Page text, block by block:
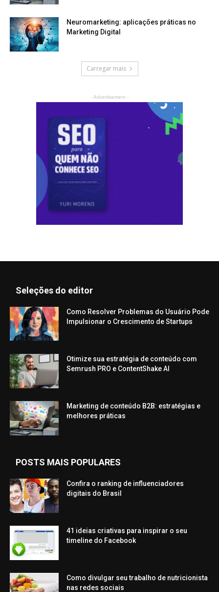
Neuromarketing: aplicações práticas no
Marketing Digital
Carregar mais
- Advertisement -
Seleções do editor
Como Resolver Problemas do Usuário Pode
Impulsionar o Crescimento de Startups
Otimize sua estratégia de conteúdo com
Semrush PRO e ContentShake AI
Marketing de conteúdo B2B: estratégias e
melhores práticas
POSTS MAIS POPULARES
Confira o ranking de influenciadores
digitais do Brasil
41 ideias criativas para inspirar o seu
timeline do Facebook
Como divulgar seu trabalho de nutricionista
nas redes sociais